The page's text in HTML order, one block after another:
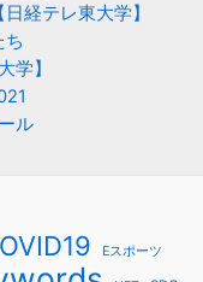
経テレ東大学】
ち
学】
ル
Eスポーツ